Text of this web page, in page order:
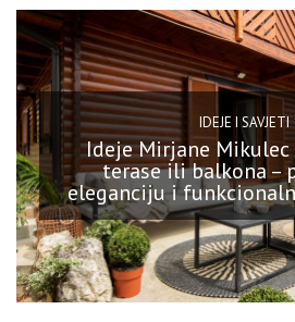
IDEJE I SAVJETI
Ideje Mirjane Mikulec
terase ili balkona –
eleganciju i